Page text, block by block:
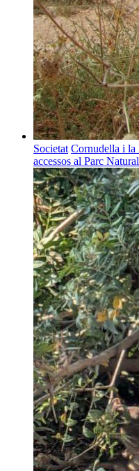
Societat Cornudella i la
accessos al Parc